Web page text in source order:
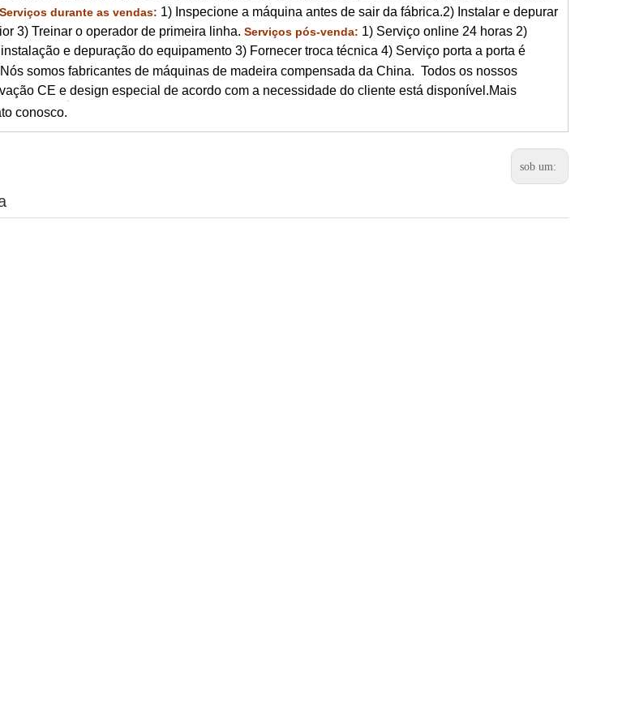
Serviços durante as vendas: 1) Inspecione a máquina antes de sair da fábrica.2) Instalar e depurar
3) Treinar o operador de primeira linha. Serviços pós-venda: 1) Serviço online 24 horas 2)
e depuração do equipamento 3) Fornecer troca técnica 4) Serviço porta a porta é
Nós somos fabricantes de máquinas de madeira compensada da China. Todos os nossos
CE e design especial de acordo com a necessidade do cliente está disponível.Mais
conosco.
sob um: